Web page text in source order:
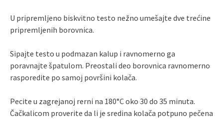
U pripremljeno biskvitno testo nežno umešajte dve trećine
pripremljenih borovnica.
Sipajte testo u podmazan kalup i ravnomerno ga
poravnajte špatulom. Preostali deo borovnica ravnomerno
rasporedite po samoj površini kolača.
Pecite u zagrejanoj rerni na 180°C oko 30 do 35 minuta.
Čačkalicom proverite da li je sredina kolača potpuno pečena